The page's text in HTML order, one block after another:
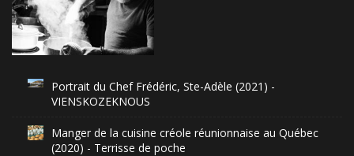
Portrait du Chef Frédéric, Ste-Adèle (2021) -
VIENSKOZEKNOUS
Manger de la cuisine créole réunionnaise au Québec
(2020) - Terrisse de poche